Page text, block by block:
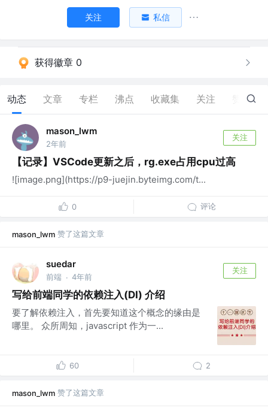
关注 私信
获得徽章 0
动态 文章 专栏 沸点 收藏集 关注 5
mason_lwm
2年前
关注
【记录】VSCode更新之后，rg.exe占用cpu过高
![image.png](https://p9-juejin.byteimg.com/t...
0 评论
mason_lwm 赞了这篇文章
suedar
前端 · 4年前
关注
写给前端同学的依赖注入(DI) 介绍
要了解依赖注入，首先要知道这个概念的缘由是
哪里。 众所周知，javascript 作为一...
60 2
mason_lwm 赞了这篇文章